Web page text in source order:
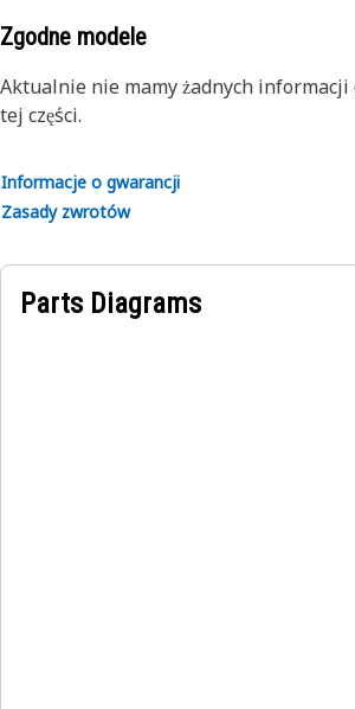
Zgodne modele
Aktualnie nie mamy żadnych
tej części.
Informacje o gwarancji
Zasady zwrotów
Parts Diagrams